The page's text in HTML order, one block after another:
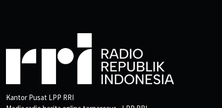
Kantor Pusat LPP RRI